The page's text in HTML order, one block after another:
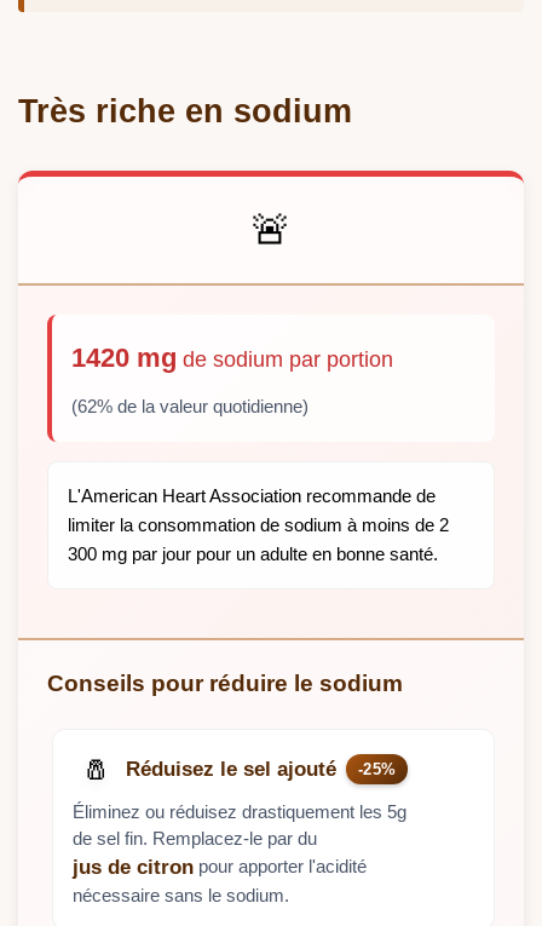
Très riche en sodium
🚨
1420 mg de sodium par portion
(62% de la valeur quotidienne)
L'American Heart Association recommande de
limiter la consommation de sodium à moins de 2
300 mg par jour pour un adulte en bonne santé.
Conseils pour réduire le sodium
🧂 Réduisez le sel ajouté -25%
Éliminez ou réduisez drastiquement les 5g
de sel fin. Remplacez-le par du
jus de citron pour apporter l'acidité
nécessaire sans le sodium.